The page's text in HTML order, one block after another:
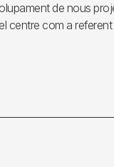
de nous
centre com a